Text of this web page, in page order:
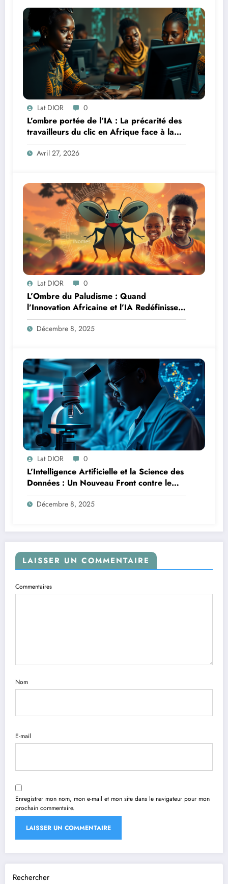
Lat DIOR 0
L’ombre portée de l’IA : La précarité des
travailleurs du clic en Afrique face à la
révolution numérique
Avril 27, 2026
Lat DIOR 0
L’Ombre du Paludisme : Quand
l’Innovation Africaine et l’IA Redéfinissent
la Lutte
Décembre 8, 2025
Lat DIOR 0
L’Intelligence Artificielle et la Science des
Données : Un Nouveau Front contre le
Paludisme en Afrique
Décembre 8, 2025
LAISSER UN COMMENTAIRE
Commentaires
Nom
E-mail
Enregistrer mon nom, mon e-mail et mon site dans le navigateur pour mon
prochain commentaire.
Rechercher